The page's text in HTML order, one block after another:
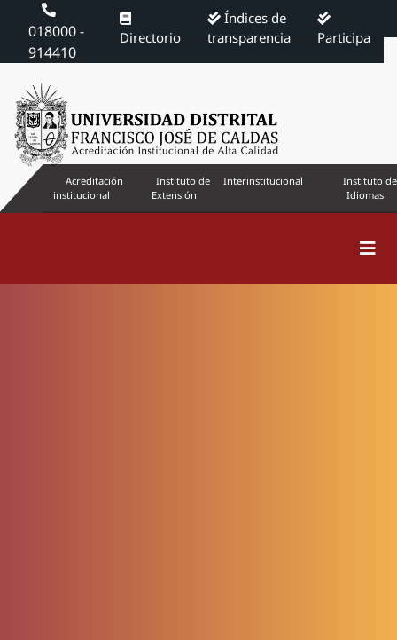
018000 -
914410
Directorio
Índices de
transparencia
Participa
Acreditación
institucional
Instituto de
Extensión
Interinstitucional
Instituto de
Idiomas